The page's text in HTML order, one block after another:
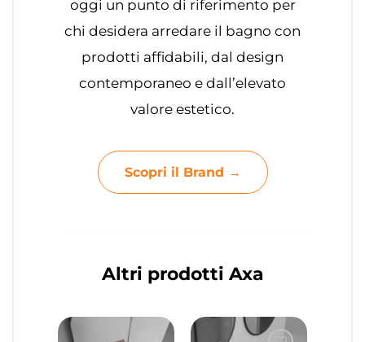
oggi un punto di riferimento per
chi desidera arredare il bagno con
prodotti affidabili, dal design
contemporaneo e dall’elevato
valore estetico.
Scopri il Brand →
Altri prodotti Axa